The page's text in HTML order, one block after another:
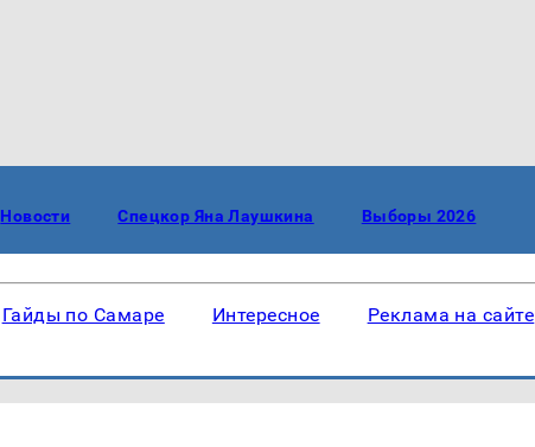
Новости Спецкор Яна Лаушкина Выборы 2026
Гайды по Самаре Интересное Реклама на сайте